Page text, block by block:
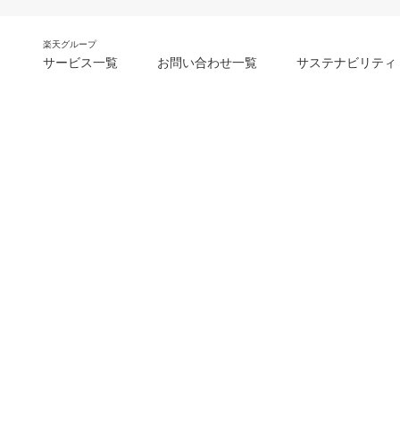
楽天グループ
サービス一覧 お問い合わせ一覧 サステナビリティ